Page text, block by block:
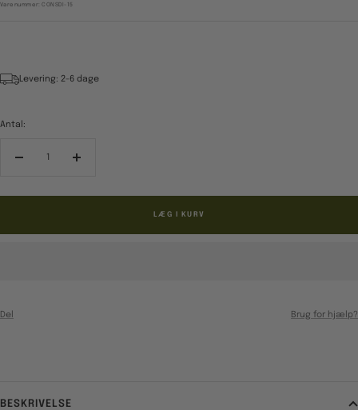
Varenummer:CONSDI-15
Levering: 2-6 dage
Antal:
Reducér
Forøg
LÆG I KURV
Del Brug for hjælp?
BESKRIVELSE